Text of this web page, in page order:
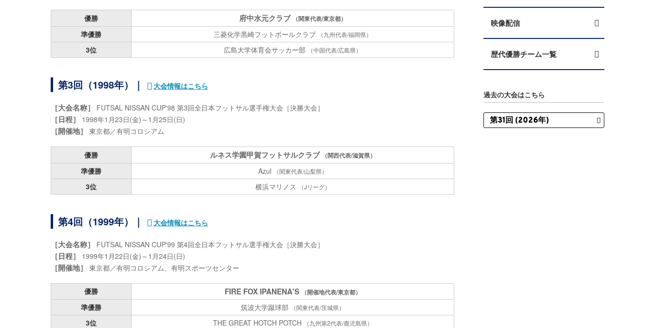
優勝 府中水元クラブ （関東代表/東京都）
準優勝 三菱化学黒崎フットボールクラブ （九州代表/福岡県）
3位 広島大学体育会サッカー部 （中国代表/広島県）
第3回（1998年）｜ 大会情報はこちら
［大会名称］ FUTSAL NISSAN CUP'98 第3回全日本フットサル選手権大会［決勝大会］
［日程］ 1998年1月23日(金)～1月25日(日)
［開催地］ 東京都／有明コロシアム
優勝 ルネス学園甲賀フットサルクラブ （関西代表/滋賀県）
準優勝 Azul （関東代表/山梨県）
3位 横浜マリノス （Jリーグ）
第4回（1999年）｜ 大会情報はこちら
［大会名称］ FUTSAL NISSAN CUP'99 第4回全日本フットサル選手権大会［決勝大会］
［日程］ 1999年1月22日(金)～1月24日(日)
［開催地］ 東京都／有明コロシアム、有明スポーツセンター
優勝 FIRE FOX IPANENA'S （開催地代表/東京都）
準優勝 筑波大学蹴球部 （関東代表/茨城県）
3位 THE GREAT HOTCH POTCH （九州第2代表/鹿児島県）
映像配信
歴代優勝チーム一覧
過去の大会はこちら